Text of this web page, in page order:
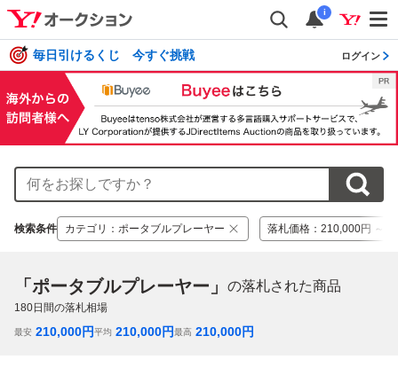
i
毎日引けるくじ 今すぐ挑戦 ログイン
検索条件 カテゴリ ： ポータブルプレーヤー 落札価格 ： 210,000円 ～
「ポータブルプレーヤー」 の落札された商品
180日間の落札相場
最安 210,000円平均 210,000円最高 210,000円